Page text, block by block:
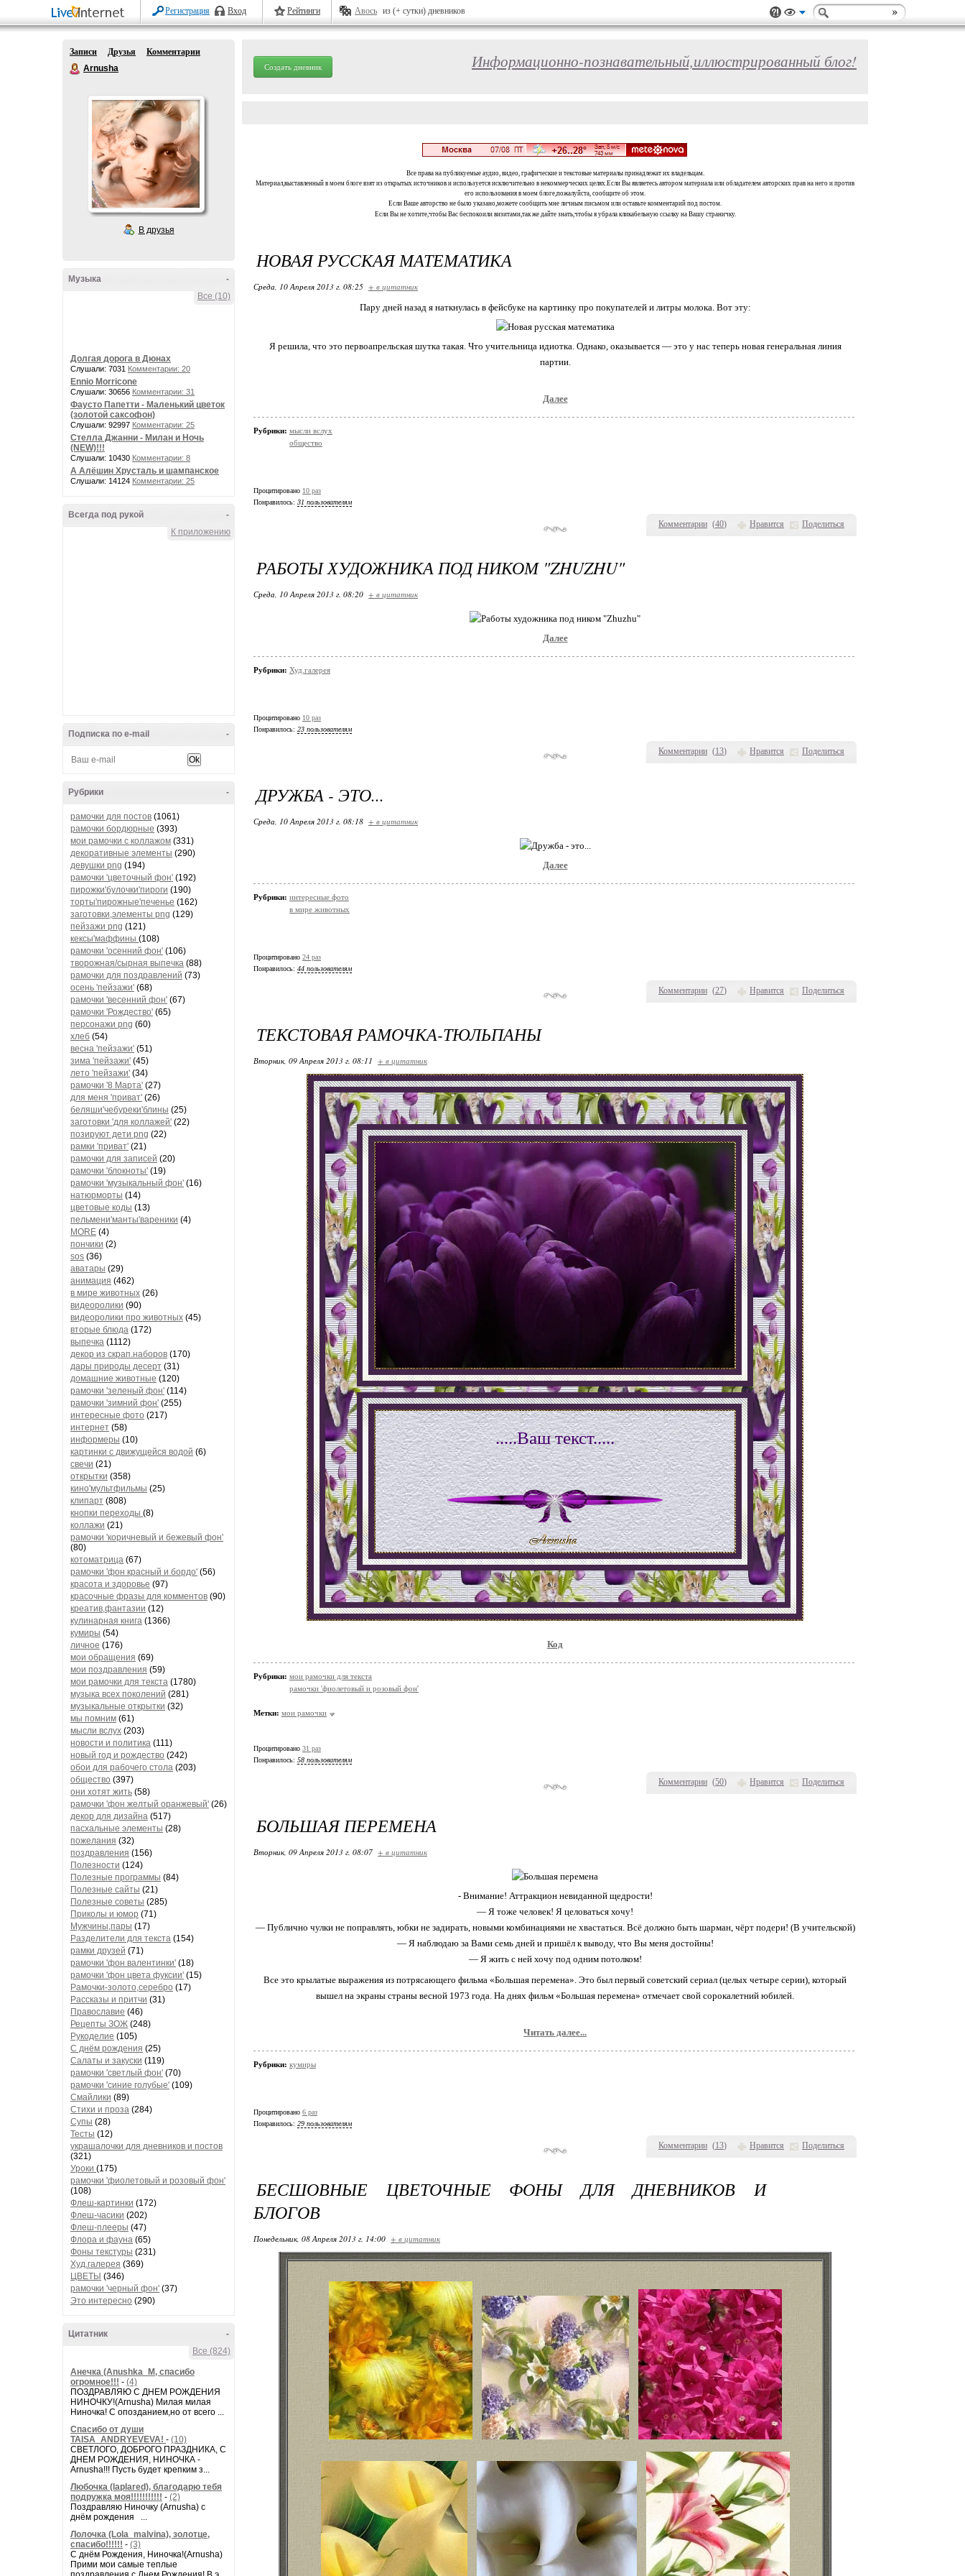
Регистрация Вход Рейтинги Авось из (+ сутки) дневников
Записи Друзья
Комментарии
Arnusha
В друзья
-
Музыка
Все (10)
Долгая дорога в Дюнах
Слушали: 7031 Комментарии: 20
Ennio Morricone
Слушали: 30656 Комментарии: 31
Фаусто Папетти - Маленький цветок
(золотой саксофон)
Слушали: 92997 Комментарии: 25
Стелла Джанни - Милан и Ночь
(NEW)!!!
Слушали: 10430 Комментарии: 8
А Алёшин Хрусталь и шампанское
Слушали: 14124 Комментарии: 25
-
Всегда под рукой
К приложению
-
Подписка по e-mail
-
Рубрики
рамочки для постов (1061)
рамочки бордюрные (393)
мои рамочки с коллажом (331)
декоративные элементы (290)
девушки png (194)
рамочки 'цветочный фон' (192)
пирожки'булочки'пироги (190)
торты'пирожные'печенье (162)
заготовки,элементы png (129)
пейзажи png (121)
кексы'маффины (108)
рамочки 'осенний фон' (106)
творожная/сырная выпечка (88)
рамочки для поздравлений (73)
осень 'пейзажи' (68)
рамочки 'весенний фон' (67)
рамочки 'Рождество' (65)
персонажи png (60)
хлеб (54)
весна 'пейзажи' (51)
зима 'пейзажи' (45)
лето 'пейзажи' (34)
рамочки '8 Марта' (27)
для меня 'приват' (26)
беляши'чебуреки'блины (25)
заготовки 'для коллажей' (22)
позируют дети png (22)
рамки 'приват' (21)
рамочки для записей (20)
рамочки 'блокноты' (19)
рамочки 'музыкальный фон' (16)
натюрморты (14)
цветовые коды (13)
пельмени'манты'вареники (4)
MORE (4)
пончики (2)
sos (36)
аватары (29)
анимация (462)
в мире животных (26)
видеоролики (90)
видеоролики про животных (45)
вторые блюда (172)
выпечка (1112)
декор из скрап.наборов (170)
дары природы десерт (31)
домашние животные (120)
рамочки 'зеленый фон' (114)
рамочки 'зимний фон' (255)
интересные фото (217)
интернет (58)
информеры (10)
картинки с движущейся водой (6)
свечи (21)
открытки (358)
кино'мультфильмы (25)
клипарт (808)
кнопки переходы (8)
коллажи (21)
рамочки 'коричневый и бежевый фон'
(80)
котоматрица (67)
рамочки 'фон красный и бордо' (56)
красота и здоровье (97)
красочные фразы для комментов (90)
креатив,фантазии (12)
кулинарная книга (1366)
кумиры (54)
личное (176)
мои обращения (69)
мои поздравления (59)
мои рамочки для текста (1780)
музыка всех поколений (281)
музыкальные открытки (32)
мы помним (61)
мысли вслух (203)
новости и политика (111)
новый год и рождество (242)
обои для рабочего стола (203)
общество (397)
они хотят жить (58)
рамочки 'фон желтый оранжевый' (26)
декор для дизайна (517)
пасхальные элементы (28)
пожелания (32)
поздравления (156)
Полезности (124)
Полезные программы (84)
Полезные сайты (21)
Полезные советы (285)
Приколы и юмор (71)
Мужчины,пары (17)
Разделители для текста (154)
рамки друзей (71)
рамочки 'фон валентинки' (18)
рамочки 'фон цвета фуксии' (15)
Рамочки-золото,серебро (17)
Рассказы и притчи (31)
Православие (46)
Рецепты ЗОЖ (248)
Рукоделие (105)
С днём рождения (25)
Салаты и закуски (119)
рамочки 'светлый фон' (70)
рамочки 'синие голубые' (109)
Смайлики (89)
Стихи и проза (284)
Супы (28)
Тесты (12)
украшалочки для дневников и постов
(321)
Уроки (175)
рамочки 'фиолетовый и розовый фон'
(108)
Флеш-картинки (172)
Флеш-часики (202)
Флеш-плееры (47)
Флора и фауна (65)
Фоны текстуры (231)
Худ.галерея (369)
ЦВЕТЫ (346)
рамочки 'черный фон' (37)
Это интересно (290)
-
Цитатник
Все (824)
Анечка (Anushka_M, спасибо
огромное!!! - (4)
ПОЗДРАВЛЯЮ С ДНЕМ РОЖДЕНИЯ
НИНОЧКУ!(Arnusha) Милая милая
Ниночка! С опозданием,но от всего ...
Спасибо от души
TAISA_ANDRYEVEVA! - (10)
СВЕТЛОГО, ДОБРОГО ПРАЗДНИКА, С
ДНЕМ РОЖДЕНИЯ, НИНОЧКА -
Arnusha!!! Пусть будет крепким з...
Любочка (laplared), благодарю тебя
подружка моя!!!!!!!!!!! - (2)
Поздравляю Ниночку (Arnusha) с
днём рождения ...
Лолочка (Lola_malvina), золотце,
спасибо!!!!!! - (3)
С днём Рождения, Ниночка!(Аrnusha)
Прими мои самые теплые
Создать дневник Информационно-познавательный,иллюстрированный блог!
Все права на публикуемые аудио, видео, графические и текстовые материалы принадлежат их владельцам.
Материал,выставленный в моем блоге взят из открытых источников и используется исключительно в некоммерческих целях.Если Вы являетесь автором материала или обладателем авторских прав на него и против
его использования в моем блоге,пожалуйста, сообщите об этом.
Если Ваше авторство не было указано,можете сообщить мне личным письмом или оставьте комментарий под постом.
Если Вы не хотите,чтобы Вас беспокоили визитами,так же дайте знать,чтобы я убрала кликабельную ссылку на Вашу страничку.
Комментарии (40) Нравится Поделиться
НОВАЯ РУССКАЯ МАТЕМАТИКА
Среда, 10 Апреля 2013 г. 08:25 + в цитатник
Пару дней назад я наткнулась в фейсбуке на картинку про покупателей и литры молока. Вот эту:
Я решила, что это первоапрельская шутка такая. Что учительница идиотка. Однако, оказывается — это у нас теперь новая генеральная линия
партии.
Далее
Рубрики: мысли вслух
общество
Процитировано 10 раз
Понравилось: 31 пользователям
Комментарии (13) Нравится Поделиться
РАБОТЫ ХУДОЖНИКА ПОД НИКОМ "ZHUZHU"
Среда, 10 Апреля 2013 г. 08:20 + в цитатник
Далее
Рубрики: Худ.галерея
Процитировано 10 раз
Понравилось: 23 пользователям
Комментарии (27) Нравится Поделиться
ДРУЖБА - ЭТО...
Среда, 10 Апреля 2013 г. 08:18 + в цитатник
Далее
Рубрики: интересные фото
в мире животных
Процитировано 24 раз
Понравилось: 44 пользователям
Комментарии (50) Нравится Поделиться
ТЕКСТОВАЯ РАМОЧКА-ТЮЛЬПАНЫ
Вторник, 09 Апреля 2013 г. 08:11 + в цитатник
.....Ваш текст.....
Код
Рубрики: мои рамочки для текста
рамочки 'фиолетовый и розовый фон'
Метки: мои рамочки
Процитировано 31 раз
Понравилось: 58 пользователям
Комментарии (13) Нравится Поделиться
БОЛЬШАЯ ПЕРЕМЕНА
Вторник, 09 Апреля 2013 г. 08:07 + в цитатник
- Внимание! Аттракцион невиданной щедрости!
— Я тоже человек! Я целоваться хочу!
— Публично чулки не поправлять, юбки не задирать, новыми комбинациями не хвастаться. Всё должно быть шарман, чёрт подери! (В учительской)
— Я наблюдаю за Вами семь дней и пришёл к выводу, что Вы меня достойны!
— Я жить с ней хочу под одним потолком!
Все это крылатые выражения из потрясающего фильма «Большая перемена». Это был первый советский сериал (целых четыре серии), который
вышел на экраны страны весной 1973 года. На днях фильм «Большая перемена» отмечает свой сорокалетний юбилей.
Читать далее...
Рубрики: кумиры
Процитировано 6 раз
Понравилось: 29 пользователям
БЕСШОВНЫЕ ЦВЕТОЧНЫЕ ФОНЫ ДЛЯ ДНЕВНИКОВ И
БЛОГОВ
Понедельник, 08 Апреля 2013 г. 14:00 + в цитатник